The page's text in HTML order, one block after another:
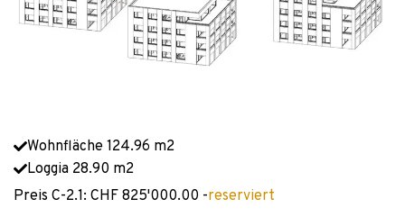
Wohnfläche 124.96 m2
Loggia 28.90 m2
Preis C-2.1: CHF 825'000.00 -reserviert